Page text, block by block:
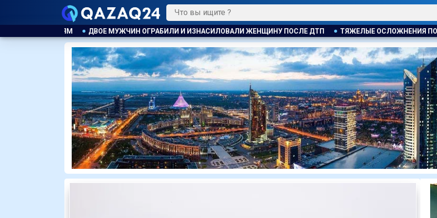
ОГРАБИЛИ И ИЗНАСИЛОВАЛИ ЖЕНЩИНУ ПОСЛЕ ДТП ТЯЖЕЛЫЕ ОСЛОЖНЕНИЯ ПОСЛЕ ЛИПОСАКЦИИ ПРИВЕЛИ К